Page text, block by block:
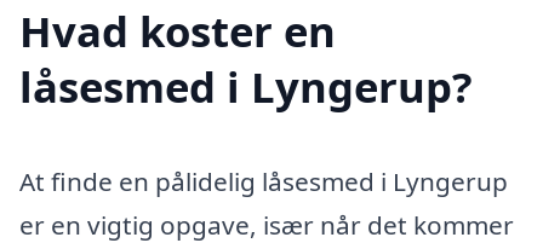
Hvad koster en
låsesmed i Lyngerup?
At finde en pålidelig låsesmed i Lyngerup
er en vigtig opgave, især når det kommer